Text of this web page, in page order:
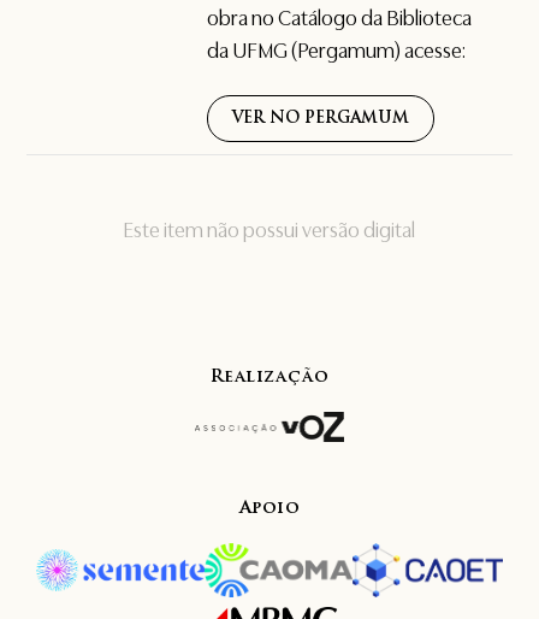
Este item não possui versão digital
obra no Catálogo da Biblioteca
da UFMG (Pergamum) acesse:
VER NO PERGAMUM
Realização
Apoio